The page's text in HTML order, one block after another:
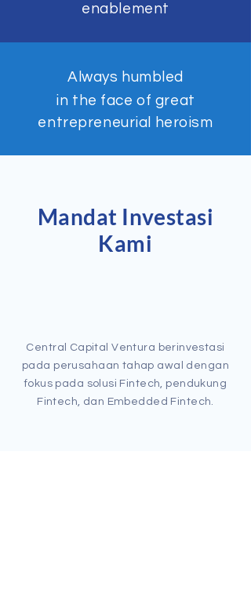
enablement
Always humbled
in the face of great
entrepreneurial heroism
Mandat Investasi
Kami
Central Capital Ventura berinvestasi
pada perusahaan tahap awal dengan
fokus pada solusi Fintech, pendukung
Fintech, dan Embedded Fintech.